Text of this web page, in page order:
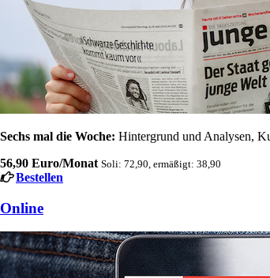
Sechs mal die Woche: Hintergrund und Analysen,
56,90 Euro/Monat Soli: 72,90, ermäßigt: 38,90
Bestellen
Online